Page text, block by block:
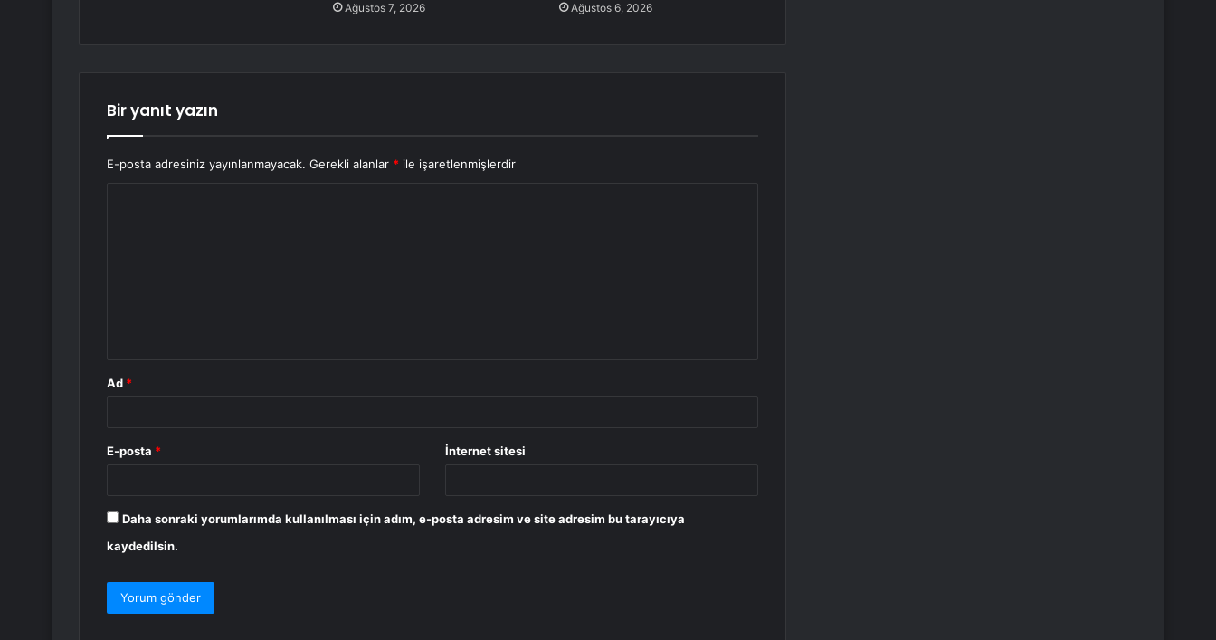
Ağustos 7, 2026 Ağustos 6, 2026
Bir yanıt yazın
E-posta adresiniz yayınlanmayacak. Gerekli alanlar * ile işaretlenmişlerdir
Ad *
E-posta * İnternet sitesi
Daha sonraki yorumlarımda kullanılması için adım, e-posta adresim ve site adresim bu tarayıcıya
kaydedilsin.